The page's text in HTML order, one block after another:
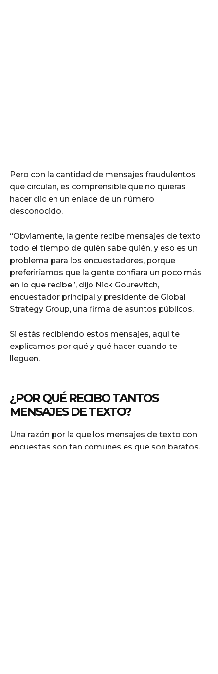
Pero con la cantidad de mensajes fraudulentos
que circulan, es comprensible que no quieras
hacer clic en un enlace de un número
desconocido.
“Obviamente, la gente recibe mensajes de texto
todo el tiempo de quién sabe quién, y eso es un
problema para los encuestadores, porque
preferiríamos que la gente confiara un poco más
en lo que recibe”, dijo Nick Gourevitch,
encuestador principal y presidente de Global
Strategy Group, una firma de asuntos públicos.
Si estás recibiendo estos mensajes, aquí te
explicamos por qué y qué hacer cuando te
lleguen.
¿POR QUÉ RECIBO TANTOS
MENSAJES DE TEXTO?
Una razón por la que los mensajes de texto con
encuestas son tan comunes es que son baratos.